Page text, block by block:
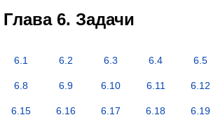
Глава 6. Задачи
6.1 6.2 6.3 6.4 6.5
6.8 6.9 6.10 6.11 6.12
6.15 6.16 6.17 6.18 6.19